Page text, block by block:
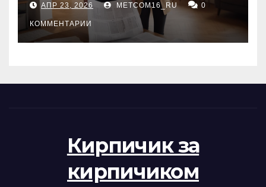
проверка документов
АПР 23, 2026 METCOM16_RU 0
КОММЕНТАРИИ
Кирпичик за
кирпичиком